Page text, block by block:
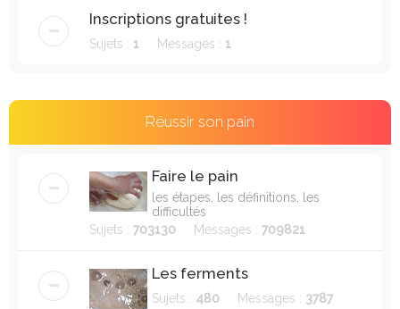
e
Inscriptions gratuites !
Sujets : 1 Messages : 1
Réussir son pain
Faire le pain
les étapes, les définitions, les
difficultés
Sujets : 703130 Messages : 709821
Les ferments
Sujets : 480 Messages : 3787